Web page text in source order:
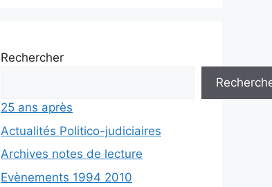
Rechercher
25 ans après
Actualités Politico-judiciaires
Archives notes de lecture
Evènements 1994 2010